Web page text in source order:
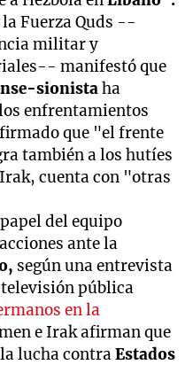
la Fuerza Quds --
militar y
manifestó que
sionistaha
enfrentamientos
que "el frente
también a los hutíes
cuenta con "otras
del equipo
ante la
según una entrevista
televisión pública
en la
e Irak afirman que
la lucha contraEstados